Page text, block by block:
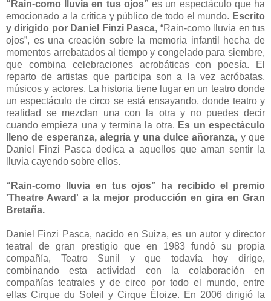
“Rain-como lluvia en tus ojos” es un espectáculo que ha
emocionado a la crítica y público de todo el mundo. Escrito
y dirigido por Daniel Finzi Pasca, “Rain-como lluvia en tus
ojos”, es una creación sobre la memoria infantil hecha de
momentos arrebatados al tiempo y congelado para siembre,
que combina celebraciones acrobáticas con poesía. El
reparto de artistas que participa son a la vez acróbatas,
músicos y actores. La historia tiene lugar en un teatro donde
un espectáculo de circo se está ensayando, donde teatro y
realidad se mezclan una con la otra y no puedes decir
cuando empieza una y termina la otra. Es un espectáculo
lleno de esperanza, alegría y una dulce añoranza, y que
Daniel Finzi Pasca dedica a aquellos que aman sentir la
lluvia cayendo sobre ellos.
“Rain-como lluvia en tus ojos” ha recibido el premio
'Theatre Award' a la mejor producción en gira en Gran
Bretaña.
Daniel Finzi Pasca, nacido en Suiza, es un autor y director
teatral de gran prestigio que en 1983 fundó su propia
compañía, Teatro Sunil y que todavía hoy dirige,
combinando esta actividad con la colaboración en
compañías teatrales y de circo por todo el mundo, entre
ellas Cirque du Soleil y Cirque Éloize. En 2006 dirigió la